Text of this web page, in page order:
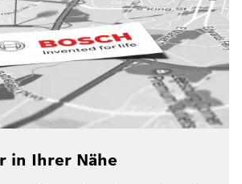
in Ihrer Nähe